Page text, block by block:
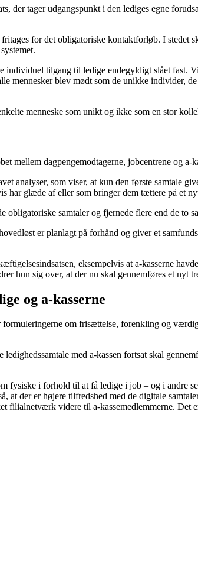
der tager udgangspunkt i den lediges egne
for det obligatoriske kontaktforløb. I stedet
tilgang til ledige endegyldigt slået fast.
mennesker blev mødt som de unikke individer,
menneske som unikt og ikke som en stor
mellem dagpengemodtagerne, jobcentrene og a-
analyser, som viser, at kun den første samtale
har glæde af eller som bringer dem tættere på et
samtaler og fjernede flere end de to
er planlagt på forhånd og giver et
eksempelvis at a-kasserne
hun sig over, at der nu skal gennemføres et nyt
og a-kasserne
om frisættelse, forenkling og
med a-kassen fortsat skal
fysiske i forhold til at få ledige i job – og i andre
at der er højere tilfredshed med de digitale
filialnetværk videre til a-kassemedlemmerne. Det